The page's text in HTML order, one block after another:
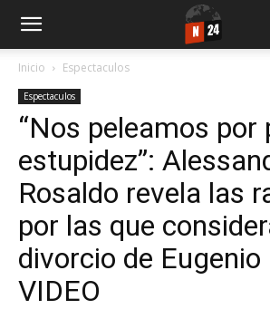
Inicio Espectaculos
Espectaculos
“Nos peleamos por
estupidez”:
Rosaldo revela las
por las que
divorcio de Eugenio
VIDEO